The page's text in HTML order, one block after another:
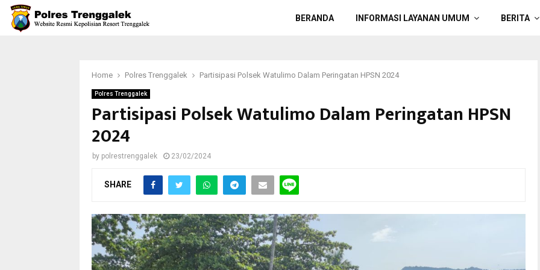
BERANDA INFORMASI LAYANAN UMUM BERITA
Home Polres Trenggalek Partisipasi Polsek Watulimo Dalam Peringatan HPSN 2024
Polres Trenggalek
Partisipasi Polsek Watulimo Dalam Peringatan HPSN
2024
by polrestrenggalek 23/02/2024
SHARE